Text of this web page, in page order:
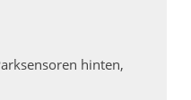
hinten,